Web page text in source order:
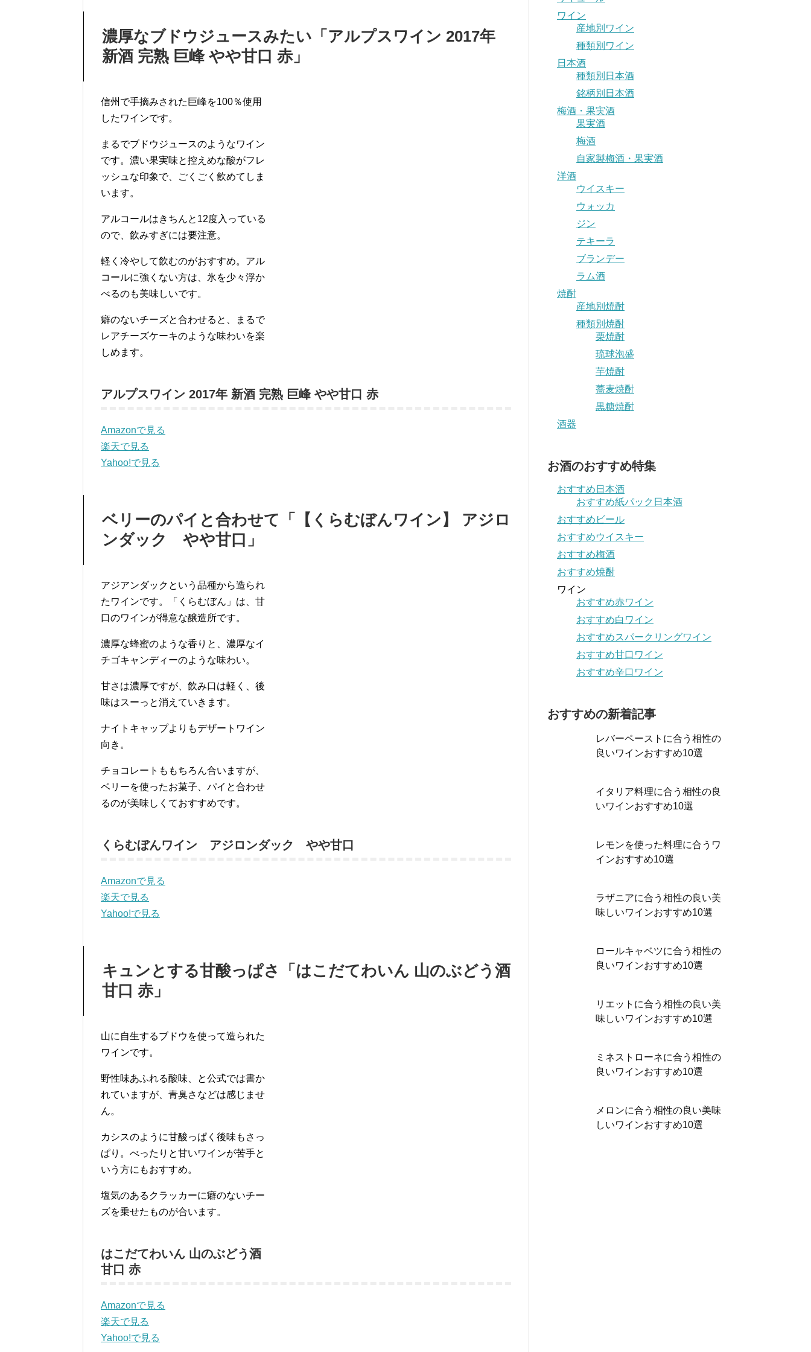
濃厚なブドウジュースみたい「アルプスワイン 2017年
新酒 完熟 巨峰 やや甘口 赤」
信州で手摘みされた巨峰を100％使用
したワインです。
まるでブドウジュースのようなワイン
です。濃い果実味と控えめな酸がフレ
ッシュな印象で、ごくごく飲めてしま
います。
アルコールはきちんと12度入っている
ので、飲みすぎには要注意。
軽く冷やして飲むのがおすすめ。アル
コールに強くない方は、氷を少々浮か
べるのも美味しいです。
癖のないチーズと合わせると、まるで
レアチーズケーキのような味わいを楽
しめます。
アルプスワイン 2017年 新酒 完熟 巨峰 やや甘口 赤
Amazonで見る
楽天で見る
Yahoo!で見る
ベリーのパイと合わせて「【くらむぼんワイン】 アジロ
ンダック やや甘口」
アジアンダックという品種から造られ
たワインです。「くらむぼん」は、甘
口のワインが得意な醸造所です。
濃厚な蜂蜜のような香りと、濃厚なイ
チゴキャンディーのような味わい。
甘さは濃厚ですが、飲み口は軽く、後
味はスーっと消えていきます。
ナイトキャップよりもデザートワイン
向き。
チョコレートももちろん合いますが、
ベリーを使ったお菓子、パイと合わせ
るのが美味しくておすすめです。
くらむぼんワイン アジロンダック やや甘口
Amazonで見る
楽天で見る
Yahoo!で見る
キュンとする甘酸っぱさ「はこだてわいん 山のぶどう酒
甘口 赤」
山に自生するブドウを使って造られた
ワインです。
野性味あふれる酸味、と公式では書か
れていますが、青臭さなどは感じませ
ん。
カシスのように甘酸っぱく後味もさっ
ぱり。べったりと甘いワインが苦手と
いう方にもおすすめ。
塩気のあるクラッカーに癖のないチー
ズを乗せたものが合います。
はこだてわいん 山のぶどう酒
甘口 赤
Amazonで見る
楽天で見る
Yahoo!で見る
ワイン
産地別ワイン
種類別ワイン
日本酒
種類別日本酒
銘柄別日本酒
梅酒・果実酒
果実酒
梅酒
自家製梅酒・果実酒
洋酒
ウイスキー
ウォッカ
ジン
テキーラ
ブランデー
ラム酒
焼酎
産地別焼酎
種類別焼酎
栗焼酎
琉球泡盛
芋焼酎
蕎麦焼酎
黒糖焼酎
酒器
お酒のおすすめ特集
おすすめ日本酒
おすすめ紙パック日本酒
おすすめビール
おすすめウイスキー
おすすめ梅酒
おすすめ焼酎
ワイン
おすすめ赤ワイン
おすすめ白ワイン
おすすめスパークリングワイン
おすすめ甘口ワイン
おすすめ辛口ワイン
おすすめの新着記事
レバーペーストに合う相性の
良いワインおすすめ10選
イタリア料理に合う相性の良
いワインおすすめ10選
レモンを使った料理に合うワ
インおすすめ10選
ラザニアに合う相性の良い美
味しいワインおすすめ10選
ロールキャベツに合う相性の
良いワインおすすめ10選
リエットに合う相性の良い美
味しいワインおすすめ10選
ミネストローネに合う相性の
良いワインおすすめ10選
メロンに合う相性の良い美味
しいワインおすすめ10選